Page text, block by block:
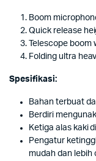
Boom
Quick release
Telescope boom
Folding ultra
Spesifikasi:
Bahan terbuat
Berdiri
Ketiga alas kaki
Pengatur
mudah dan lebih